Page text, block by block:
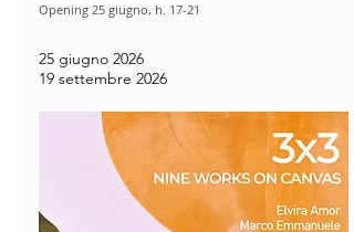
Opening 25 giugno, h. 17-21​
25 giugno 2026
19 settembre 2026